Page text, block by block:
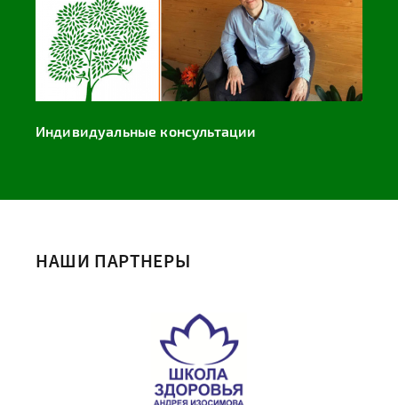
Индивидуальные консультации
НАШИ ПАРТНЕРЫ